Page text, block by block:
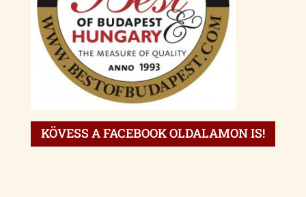
KÖVESS A FACEBOOK OLDALAMON IS!